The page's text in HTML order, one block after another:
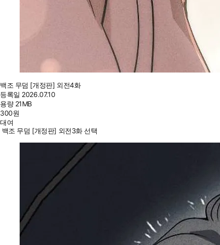
백조 무덤 [개정판] 외전4화
등록일 2026.07.10
용량 21MB
300원
대여
백조 무덤 [개정판] 외전3화 선택